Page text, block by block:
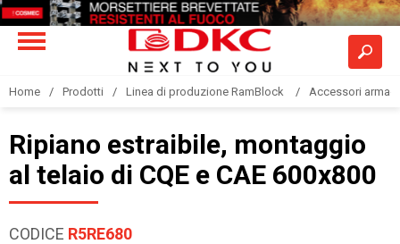
Home Prodotti Linea di produzione RamBlock Accessori armadi
Ripiano estraibile, montaggio
al telaio di CQE e CAE 600x800
CODICE R5RE680